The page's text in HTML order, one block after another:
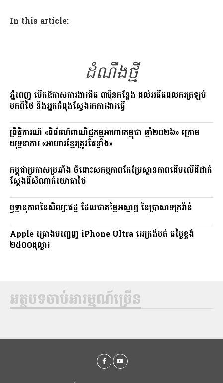
ce
b gr
n
k
In this article:
ដំណឹងថ្មី
ភ្នំពេញ បើកឱកាសការងារជិត ៣ម៉ឺនកន្លែង ដល់អតីតពលករត្រឡប់
មកពីថៃ និងអ្នកកំពុងស្វែងរកការងារធ្វើ
ព្រឹត្តិការណ៍ «ពិព័រណ៍ពាណិជ្ជកម្មអាហារកម្ពុជា ឆ្នាំ២០២៦» ក្រោម
យុទ្ធនាការ «អាហារខ្មែរត្រូវតែខ្លាំង»
កម្ពុជាប្រកាសប្រឆាំង ចំពោះសកម្មភាពកែប្រែស្ថានភាពដើមលើដីជាក់
ស្តែងពីសំណាក់យោធាថៃ
ឫទ្ធានុភាពនៃសិល្បៈឥដ្ឋ ដែលជាតម្លៃអស្ចារ្យ នៃប្រាសាទក្រវ៉ាន់
Apple គ្រោងបញ្ចេញ iPhone Ultra អេក្រង់បត់ តម្លៃខ្ទង់
២៥០០ដុល្លារ
អត្ថបទចាប់អារម្មណ៍ច្រើន